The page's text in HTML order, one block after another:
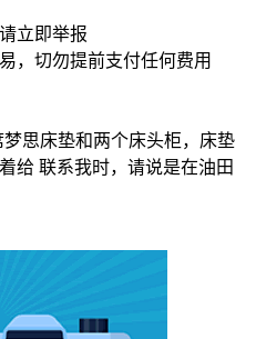
立即举报
，切勿提前支付任何费用
思床垫和两个床头柜，床垫
给 联系我时，请说是在油田